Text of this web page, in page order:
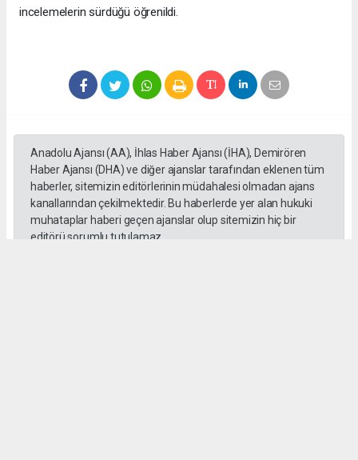
incelemelerin sürdüğü öğrenildi.
Anadolu Ajansı (AA), İhlas Haber Ajansı (İHA), Demirören
Haber Ajansı (DHA) ve diğer ajanslar tarafından eklenen tüm
haberler, sitemizin editörlerinin müdahalesi olmadan ajans
kanallarından çekilmektedir. Bu haberlerde yer alan hukuki
muhataplar haberi geçen ajanslar olup sitemizin hiç bir
editörü sorumlu tutulamaz...